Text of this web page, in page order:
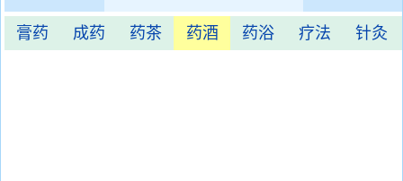
膏药 成药 药茶 药酒 药浴 疗法 针灸